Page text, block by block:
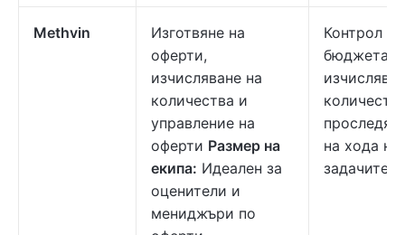
Methvin
Изготвяне на
оферти,
изчисляване на
количества и
управление на
оферти Размер на
екипа: Идеален за
оценители и
мениджъри по
Контрол на
бюджета,
на хода на
задачите